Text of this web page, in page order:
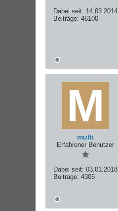
Dabei seit: 14.03.2014
Beiträge: 46100
multi
Erfahrener Benutzer
Dabei seit: 03.01.2018
Beiträge: 4305